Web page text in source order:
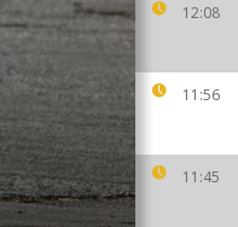
12:08
11:56
11:45